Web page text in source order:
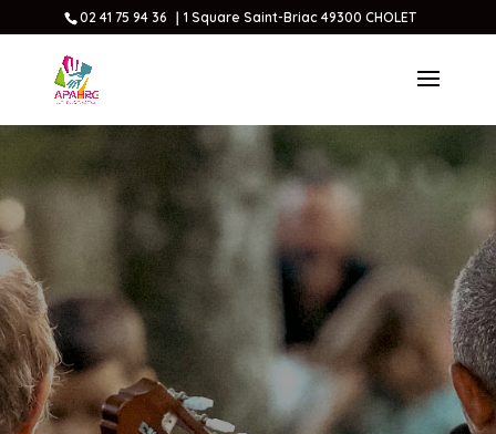
02 41 75 94 36 ｜1 Square Saint-Briac 49300 CHOLET